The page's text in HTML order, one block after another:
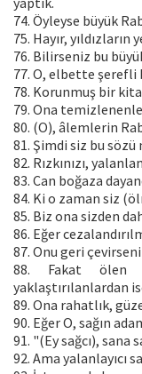
74. Öyleyse büyük
75. Hayır,
76. Bilirseniz bu
77. O, elbette şerefli
78. Korunmuş bir
79. Ona
80. (O), âlemlerin
81. Şimdi siz bu
82. Rızkınızı,
83. Can boğaza
84. Ki o zaman siz
85. Biz ona sizden
86. Eğer
87. Onu geri
88. Fakat ölen
yaklaştırılanlardan
89. Ona rahatlık,
90. Eğer O, sağın
91. "(Ey sağcı), sana
92. Ama yalanlayıcı